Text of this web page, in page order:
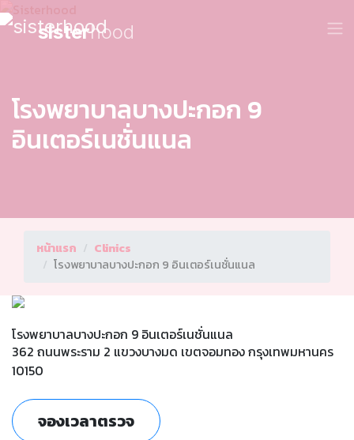
sisterhood
โรงพยาบาลบางปะกอก 9
อินเตอร์เนชั่นแนล
หน้าแรก
Clinics
โรงพยาบาลบางปะกอก 9 อินเตอร์เนชั่นแนล
โรงพยาบาลบางปะกอก 9 อินเตอร์เนชั่นแนล
362 ถนนพระราม 2 แขวงบางมด เขตจอมทอง กรุงเทพมหานคร
10150
จองเวลาตรวจ